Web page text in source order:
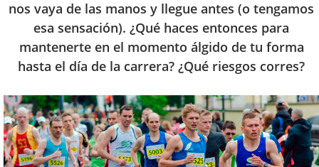
nos vaya de las manos y llegue antes (o tengamos
esa sensación). ¿Qué haces entonces para
mantenerte en el momento álgido de tu forma
hasta el día de la carrera? ¿Qué riesgos corres?